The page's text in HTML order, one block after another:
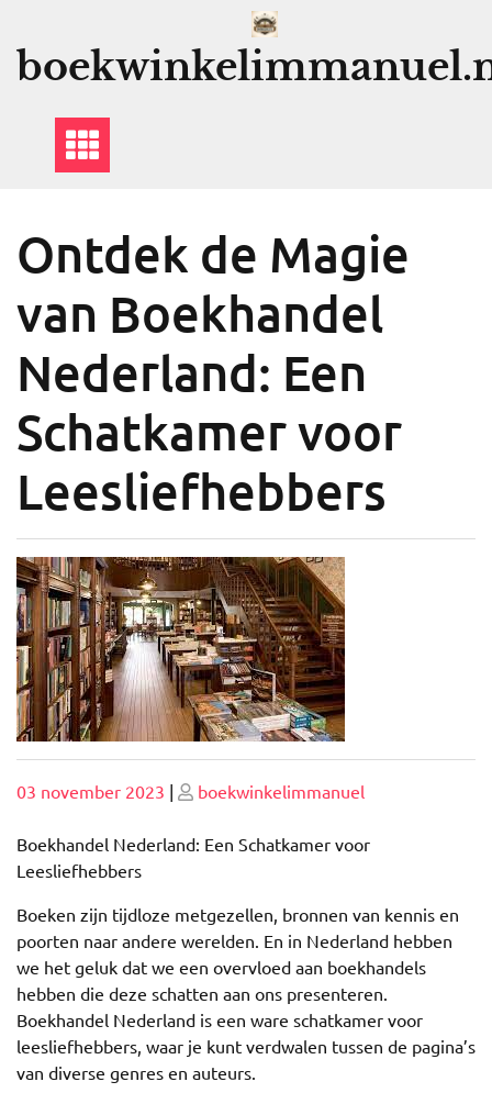
Ontdek de Magie
van Boekhandel
Nederland: Een
Schatkamer voor
Leesliefhebbers
Geplaatst
03 november 2023 | Geplaatst
boekwinkelimmanuel
Boekhandel Nederland: Een Schatkamer voor
Leesliefhebbers
Boeken zijn tijdloze metgezellen, bronnen van kennis en
poorten naar andere werelden. En in Nederland hebben
we het geluk dat we een overvloed aan boekhandels
hebben die deze schatten aan ons presenteren.
Boekhandel Nederland is een ware schatkamer voor
leesliefhebbers, waar je kunt verdwalen tussen de pagina’s
van diverse genres en auteurs.